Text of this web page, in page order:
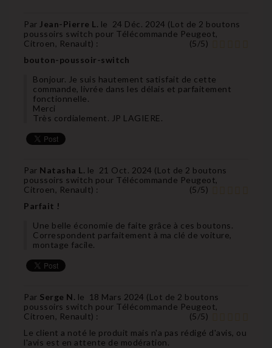
Par Jean-Pierre L. le 24 Déc. 2024 (Lot de 2 boutons
poussoirs switch pour Télécommande Peugeot,
Citroen, Renault) : (5/5)
bouton-poussoir-switch
Bonjour. Je suis hautement satisfait de cette
commande, livrée dans les délais et parfaitement
fonctionnelle.
Merci
Très cordialement. JP LAGIERE.
Par Natasha L. le 21 Oct. 2024 (Lot de 2 boutons
poussoirs switch pour Télécommande Peugeot,
Citroen, Renault) : (5/5)
Parfait !
Une belle économie de faite grâce à ces boutons.
Correspondent parfaitement à ma clé de voiture,
montage facile.
Par Serge N. le 18 Mars 2024 (Lot de 2 boutons
poussoirs switch pour Télécommande Peugeot,
Citroen, Renault) : (5/5)
Le client a noté le produit mais n'a pas rédigé d'avis, ou
l'avis est en attente de modération.